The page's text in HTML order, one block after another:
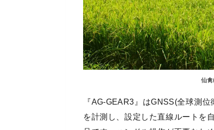
仙
『AG-GEAR3』はGNSS(全球測
を計測し、設定した直線ルートを